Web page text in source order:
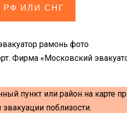
РФ ИЛИ СНГ
Фирма «Московский
пункт или район на карте
поблизости.